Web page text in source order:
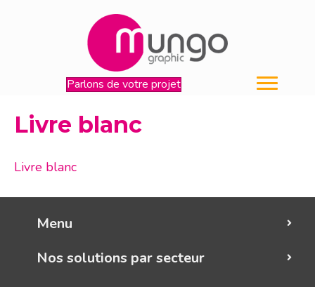
Parlons de votre projet
Livre blanc
Livre blanc
Menu
Nos solutions par secteur